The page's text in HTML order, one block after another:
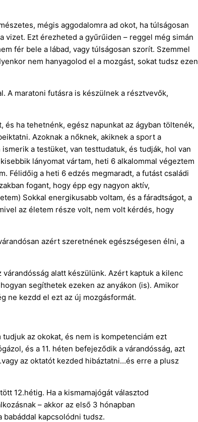
mégis aggodalomra ad okot, ha túlságosan
Ezt érezheted a gyűrűiden – reggel még simán
fér bele a lábad, vagy túlságosan szorít. Szemmel
nem hanyagolod el a mozgást, sokat tudsz ezen
A maratoni futásra is készülnek a résztvevők,
ha tehetnénk, egész napunkat az ágyban töltenék,
Azoknak a nőknek, akiknek a sport a
a testüket, van testtudatuk, és tudják, hol van
lányomat vártam, heti 6 alkalommal végeztem
Félidőig a heti 6 edzés megmaradt, a futást családi
fogant, hogy épp egy nagyon aktív,
Sokkal energikusabb voltam, és a fáradtságot, a
az életem része volt, nem volt kérdés, hogy
azért szeretnének egészségesen élni, a
alatt készülünk. Azért kaptuk a kilenc
segíthetek ezeken az anyákon (is). Amikor
ne kezdd el ezt az új mozgásformát.
az okokat, és nem is kompetenciám ezt
és a 11. héten befejeződik a várandósság, azt
az oktatót kezded hibáztatni…és erre a plusz
12.hétig. Ha a kismamajógát választod
– akkor az első 3 hónapban
kapcsolódni tudsz.